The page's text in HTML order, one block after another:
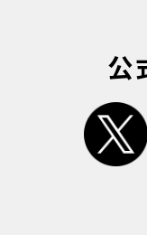
公